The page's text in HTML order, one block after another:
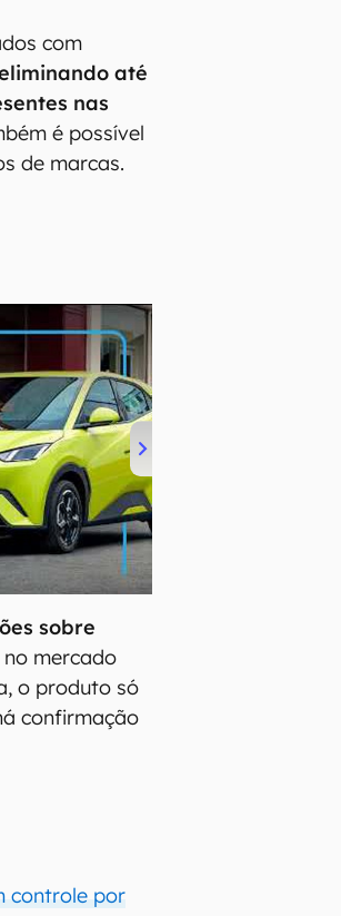
com
até
nas
é possível
de marcas.
sobre
mercado
o produto só
confirmação
controle por